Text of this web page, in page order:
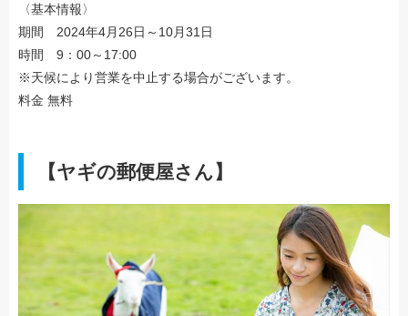
〈基本情報〉
期間 2024年4月26日～10月31日
時間 9：00～17:00
※天候により営業を中止する場合がございます。
料金 無料
【ヤギの郵便屋さん】